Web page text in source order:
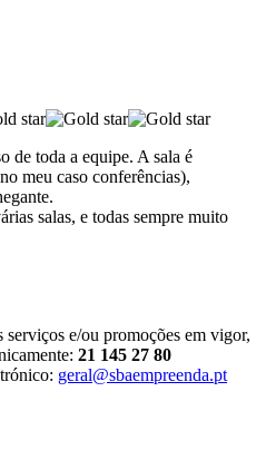
de toda a equipe. A sala é
meu caso conferências),
salas, e todas sempre muito
serviços e/ou promoções em vigor,
21 145 27 80
geral@sbaempreenda.pt